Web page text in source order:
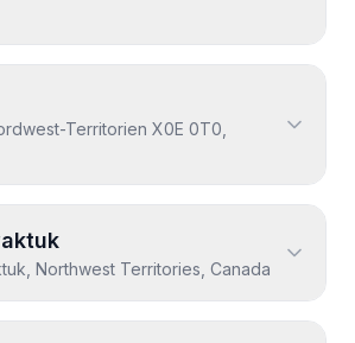
Territorien X0E 0T0,
Northwest Territories, Canada